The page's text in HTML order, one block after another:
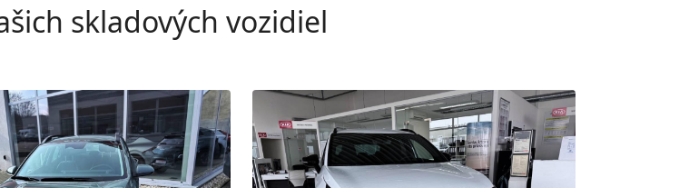
skladových vozidiel